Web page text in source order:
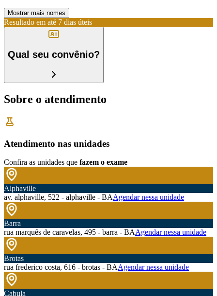
Mostrar mais nomes
Resultado em até 7 dias úteis
Qual seu convênio?
Sobre o atendimento
Atendimento nas unidades
Confira as unidades que fazem o exame
Alphaville
av. alphaville, 522 - alphaville - BAAgendar nessa unidade
Barra
rua marquês de caravelas, 495 - barra - BAAgendar nessa unidade
Brotas
rua frederico costa, 616 - brotas - BAAgendar nessa unidade
Cabula